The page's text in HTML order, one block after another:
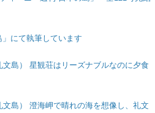
にて執筆しています
文島） 星観荘はリーズナブルなのに夕食
文島） 澄海岬で晴れの海を想像し、礼文